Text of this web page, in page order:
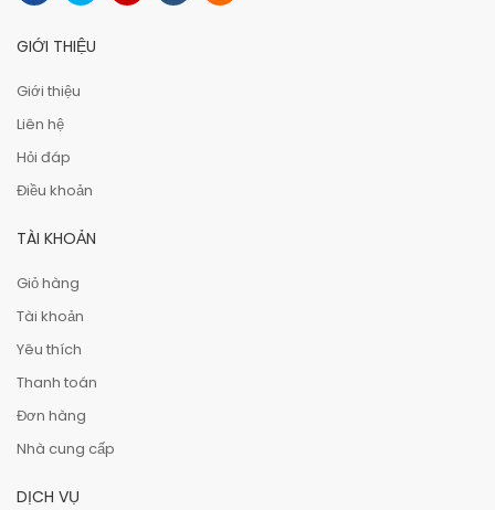
GIỚI THIỆU
Giới thiệu
Liên hệ
Hỏi đáp
Điều khoản
TÀI KHOẢN
Giỏ hàng
Tài khoản
Yêu thích
Thanh toán
Đơn hàng
Nhà cung cấp
DỊCH VỤ